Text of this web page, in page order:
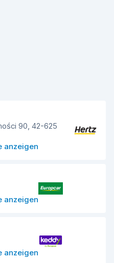
90, 42-625
anzeigen
anzeigen
anzeigen